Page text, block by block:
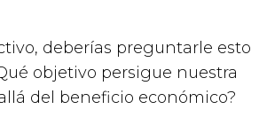
deberías preguntarle esto
objetivo persigue nuestra
del beneficio económico?